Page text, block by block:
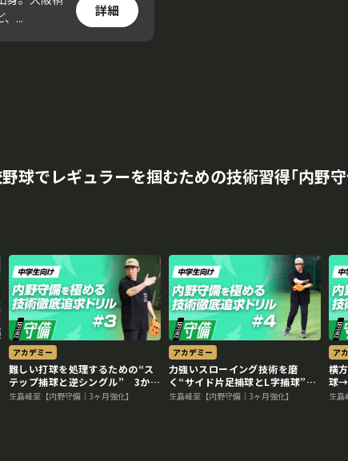
...
詳細
球でレギュラーを掴むための技術習得｢内野
アカデミー
難しい打球を処理するための“ス
テップ捕球と逆シングル” 3か月
で技術力を変える内野守備向上メ
生島峰至【内野守備｜3ヶ月強化】
アカデミー
力強いスローイング技術を磨
く“サイド片足捕球とL字捕球”
3か月で技術力を変える内野守備
生島峰至【内野守備｜3ヶ月強化】
ア
横
球→
で
生島